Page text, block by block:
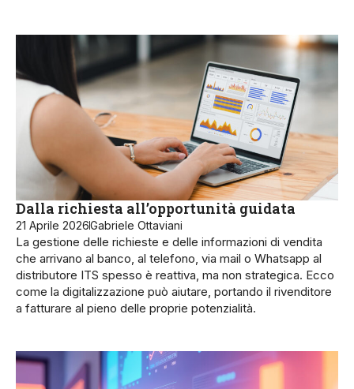
Dalla richiesta all’opportunità guidata
21 Aprile 2026Gabriele Ottaviani
La gestione delle richieste e delle informazioni di vendita
che arrivano al banco, al telefono, via mail o Whatsapp al
distributore ITS spesso è reattiva, ma non strategica. Ecco
come la digitalizzazione può aiutare, portando il rivenditore
a fatturare al pieno delle proprie potenzialità.